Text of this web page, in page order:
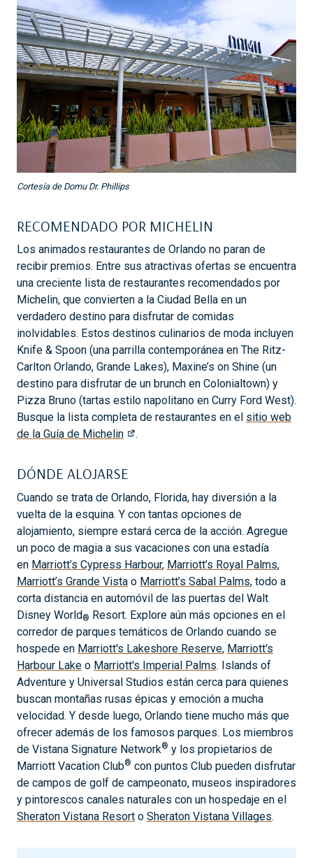
Cortesía de Domu Dr. Phillips
RECOMENDADO POR MICHELIN
Los animados restaurantes de Orlando no paran de
recibir premios. Entre sus atractivas ofertas se encuentra
una creciente lista de restaurantes recomendados por
Michelin, que convierten a la Ciudad Bella en un
verdadero destino para disfrutar de comidas
inolvidables. Estos destinos culinarios de moda incluyen
Knife & Spoon (una parrilla contemporánea en The Ritz-
Carlton Orlando, Grande Lakes), Maxine’s on Shine (un
destino para disfrutar de un brunch en Colonialtown) y
Pizza Bruno (tartas estilo napolitano en Curry Ford West).
Busque la lista completa de restaurantes en el sitio web
de la Guía de Michelin
.
DÓNDE ALOJARSE
Cuando se trata de Orlando, Florida, hay diversión a la
vuelta de la esquina. Y con tantas opciones de
alojamiento, siempre estará cerca de la acción. Agregue
un poco de magia a sus vacaciones con una estadía
en Marriott’s Cypress Harbour, Marriott’s Royal Palms,
Marriott’s Grande Vista o Marriott’s Sabal Palms, todo a
corta distancia en automóvil de las puertas del Walt
Disney World® Resort. Explore aún más opciones en el
corredor de parques temáticos de Orlando cuando se
hospede en Marriott's Lakeshore Reserve, Marriott's
Harbour Lake o Marriott's Imperial Palms. Islands of
Adventure y Universal Studios están cerca para quienes
buscan montañas rusas épicas y emoción a mucha
velocidad. Y desde luego, Orlando tiene mucho más que
ofrecer además de los famosos parques. Los miembros
de Vistana Signature Network® y los propietarios de
Marriott Vacation Club® con puntos Club pueden disfrutar
de campos de golf de campeonato, museos inspiradores
y pintorescos canales naturales con un hospedaje en el
Sheraton Vistana Resort o Sheraton Vistana Villages.